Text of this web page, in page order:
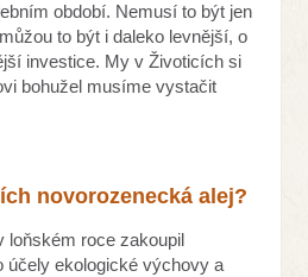
období. Nemusí to být jen
to být i daleko levnější, o
investice. My v Životicích si
bohužel musíme vystačit
novorozenecká alej?
loňském roce zakoupil
účely ekologické výchovy a